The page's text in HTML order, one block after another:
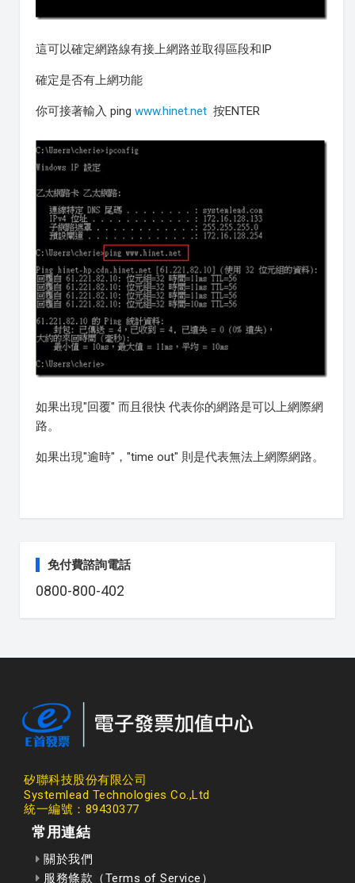
這可以確定網路線有接上網路並取得區段和IP
確定是否有上網功能
你可接著輸入 ping www.hinet.net 按ENTER
如果出現"回覆" 而且很快 代表你的網路是可以上網際網
路。
如果出現"逾時"，"time out" 則是代表無法上網際網路。
免付費諮詢電話
0800-800-402
矽聯科技股份有限公司
Systemlead Technologies Co.,Ltd
統一編號：89430377
常用連結
關於我們
服務條款（Terms of Service）